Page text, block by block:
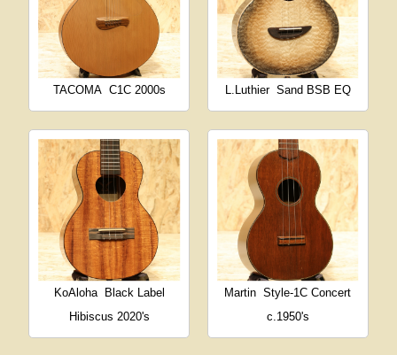
TACOMA C1C 2000s L.Luthier Sand BSB EQ
KoAloha
Black Label
Hibiscus 2020's
Martin Style-1C Concert
c.1950's